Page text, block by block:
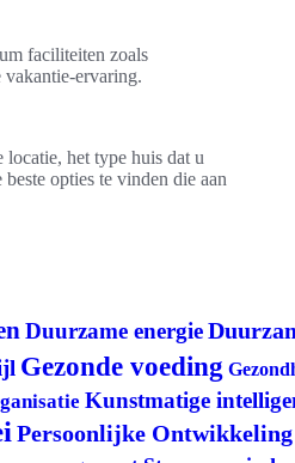
faciliteiten zoals
vakantie-ervaring.
locatie, het type huis dat u
opties te vinden die aan
Duurzame energie
Gezonde voeding
Kunstmatige
Persoonlijke Ontwikkeling